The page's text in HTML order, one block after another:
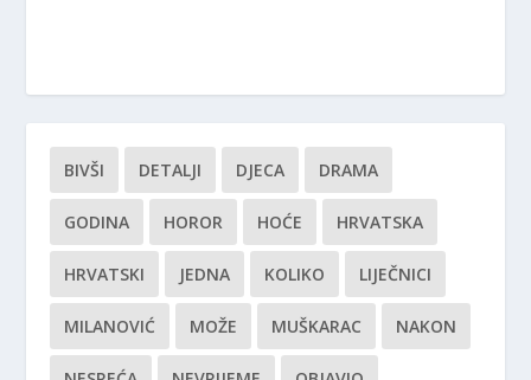
BIVŠI DETALJI DJECA DRAMA
GODINA HOROR HOĆE HRVATSKA
HRVATSKI JEDNA KOLIKO LIJEČNICI
MILANOVIĆ MOŽE MUŠKARAC NAKON